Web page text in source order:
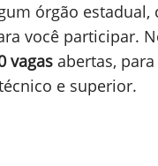
órgão estadual,
você participar.
vagas abertas,
e superior.